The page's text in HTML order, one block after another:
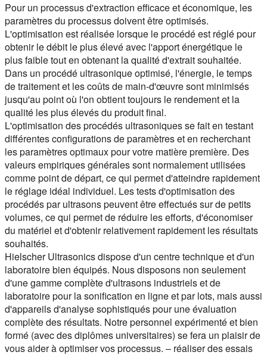
Pour un processus d'extraction efficace et économique, les
paramètres du processus doivent être optimisés.
L'optimisation est réalisée lorsque le procédé est réglé pour
obtenir le débit le plus élevé avec l'apport énergétique le
plus faible tout en obtenant la qualité d'extrait souhaitée.
Dans un procédé ultrasonique optimisé, l'énergie, le temps
de traitement et les coûts de main-d'œuvre sont minimisés
jusqu'au point où l'on obtient toujours le rendement et la
qualité les plus élevés du produit final.
L'optimisation des procédés ultrasoniques se fait en testant
différentes configurations de paramètres et en recherchant
les paramètres optimaux pour votre matière première. Des
valeurs empiriques générales sont normalement utilisées
comme point de départ, ce qui permet d'atteindre rapidement
le réglage idéal individuel. Les tests d'optimisation des
procédés par ultrasons peuvent être effectués sur de petits
volumes, ce qui permet de réduire les efforts, d'économiser
du matériel et d'obtenir relativement rapidement les résultats
souhaités.
Hielscher Ultrasonics dispose d'un centre technique et d'un
laboratoire bien équipés. Nous disposons non seulement
d'une gamme complète d'ultrasons industriels et de
laboratoire pour la sonification en ligne et par lots, mais aussi
d'appareils d'analyse sophistiqués pour une évaluation
complète des résultats. Notre personnel expérimenté et bien
formé (avec des diplômes universitaires) se fera un plaisir de
vous aider à optimiser vos processus. – réaliser des essais